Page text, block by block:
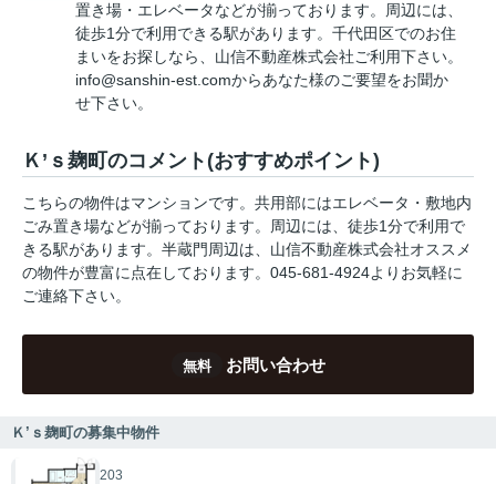
置き場・エレベータなどが揃っております。周辺には、
徒歩1分で利用できる駅があります。千代田区でのお住
まいをお探しなら、山信不動産株式会社ご利用下さい。
info@sanshin-est.comからあなた様のご要望をお聞か
せ下さい。
Ｋ’ｓ麹町のコメント(おすすめポイント)
こちらの物件はマンションです。共用部にはエレベータ・敷地内
ごみ置き場などが揃っております。周辺には、徒歩1分で利用で
きる駅があります。半蔵門周辺は、山信不動産株式会社オススメ
の物件が豊富に点在しております。045-681-4924よりお気軽に
ご連絡下さい。
無料 お問い合わせ
Ｋ’ｓ麹町の募集中物件
203